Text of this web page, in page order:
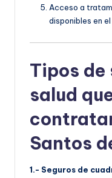
Acceso a
disponibles en
Tipos de
salud
Santos
1.- Seguros de